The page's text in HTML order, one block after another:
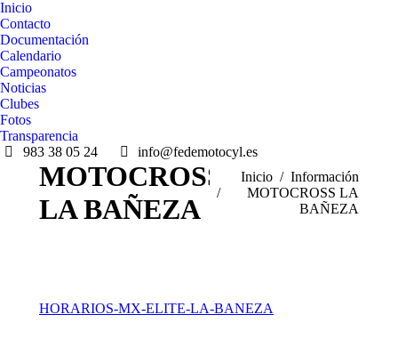
Inicio
Contacto
Documentación
Calendario
Campeonatos
Noticias
Clubes
Fotos
Transparencia
983 38 05 24
info@fedemotocyl.es
MOTOCROSS
LA BAÑEZA
Estás aquí:
Inicio
Información
MOTOCROSS LA
BAÑEZA
HORARIOS-MX-ELITE-LA-BANEZA